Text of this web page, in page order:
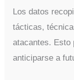
Los datos
tácticas,
atacantes. Esto
anticiparse a